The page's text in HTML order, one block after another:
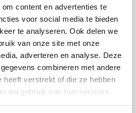
content en advertenties te
voor social media te bieden
te analyseren. Ook delen we
van onze site met onze
adverteren en analyse. Deze
combineren met andere
heeft verstrekt of die ze hebben
uw gebruik van hun services.
dag
Super
volledig naar wens.
artikel is zeer mooi
veel sfeer, het is ook
eenvoudig te